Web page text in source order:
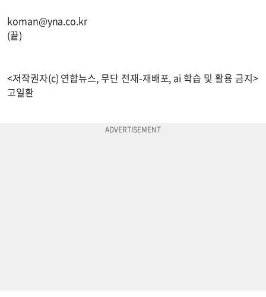
koman@yna.co.kr
(끝)
<저작권자(c) 연합뉴스, 무단 전재-재배포, ai 학습 및 활용 금지>
고일환